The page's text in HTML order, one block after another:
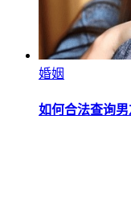
婚姻
如何合法查询